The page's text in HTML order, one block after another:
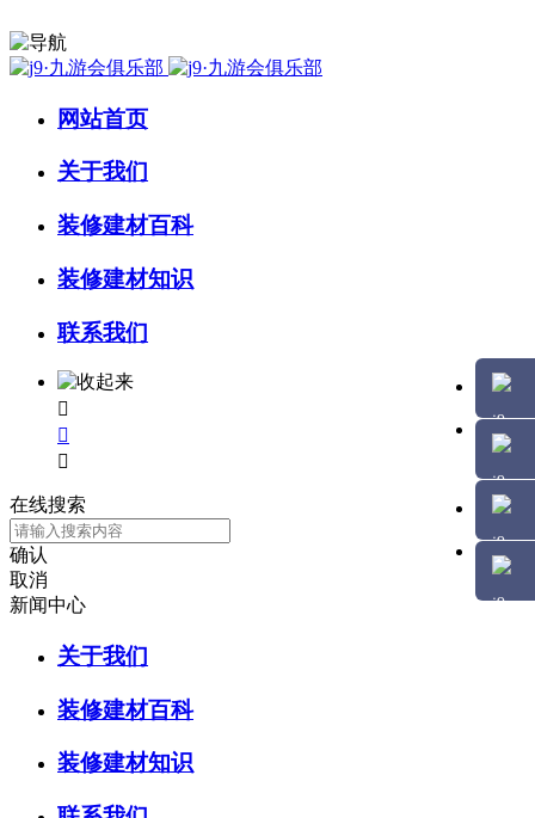
网站首页
关于我们
装修建材百科
装修建材知识
联系我们



在线搜索
确认
取消
新闻中心
关于我们
装修建材百科
装修建材知识